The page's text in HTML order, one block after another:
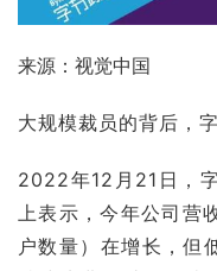
来源：视觉中国
大规模裁员的背后，
2022年12月21日，
上表示，今年公司营
户数量）在增长，但